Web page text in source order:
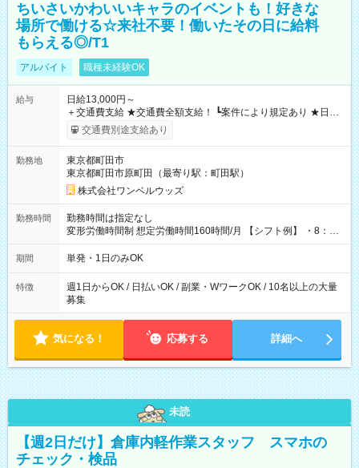
ちいさいかわいいキャラのイベントも！好きな
場所で働ける☆来社不要！働いたその日に給料
もらえる◎/T1
アルバイト 職種未経験OK
給与
日給13,000円～
＋交通費支給 ★交通費全額支給！ ┗案件により規定あり ★日払
いOK！（規定あり） ┗働いたその日に現金GET♪ お仕事後はコ
ンビニATMから 日払い分を引き落とせます！ 【試用期間】試
交通費別途支給あり
勤務地
東京都町田市
東京都町田市原町田（最寄り駅：町田駅）
株式会社ワンベルウッズ
勤務時間
勤務時間は指定なし
変形労働時間制 想定労働時間160時間/月 【シフト例】 ・8：00
～21：00
期間 単発・1日のみOK
特徴
週1日からOK / 日払いOK / 副業・WワークOK / 10名以上の大量
募集
気になる！ 応募する 詳細へ
未読
【週2日だけ】倉庫内軽作業スタッフ スマホの
チェック・検品